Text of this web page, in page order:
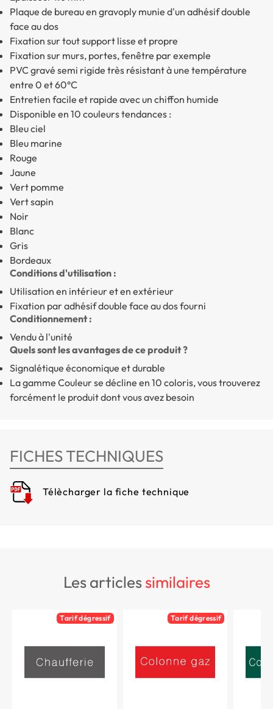
Plaque de bureau en gravoply munie d'un adhésif double
face au dos
Fixation sur tout support lisse et propre
Fixation sur murs, portes, fenêtre par exemple
PVC gravé semi rigide très résistant à une température
entre 0 et 60°C
Entretien facile et rapide avec un chiffon humide
Disponible en 10 couleurs tendances :
Bleu ciel
Bleu marine
Rouge
Jaune
Vert pomme
Vert sapin
Noir
Blanc
Gris
Bordeaux
Conditions d'utilisation :
Utilisation en intérieur et en extérieur
Fixation par adhésif double face au dos fourni
Conditionnement :
Vendu à l'unité
Quels sont les avantages de ce produit ?
Signalétique économique et durable
La gamme Couleur se décline en 10 coloris, vous trouverez
forcément le produit dont vous avez besoin
FICHES TECHNIQUES
Télècharger la fiche technique
les articlessimilaires
Tarif dégressif Tarif dégressif